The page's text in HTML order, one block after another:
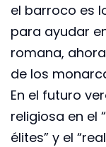
el barroco es
para ayudar
romana,
de los
En el futuro
religiosa en el
élites” y el